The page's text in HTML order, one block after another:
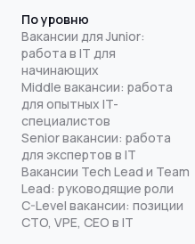
По уровню
Вакансии для Junior:
работа в IT для
начинающих
Middle вакансии: работа
для опытных IT-
специалистов
Senior вакансии: работа
для экспертов в IT
Вакансии Tech Lead и Team
Lead: руководящие роли
C-Level вакансии: позиции
CTO, VPE, CEO в IT